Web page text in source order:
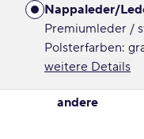
Nappaleder/
Premiumleder /
Polsterfarben:
weitere Details
andere